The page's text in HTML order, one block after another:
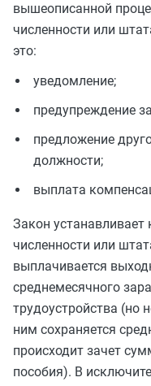
вышеописанной
численности или
это:
уведомление;
предупреждение
предложение
должности;
выплата
Закон
численности или
выплачивается
среднемесячного
трудоустройства (но
ним сохраняется
происходит зачет
пособия). В